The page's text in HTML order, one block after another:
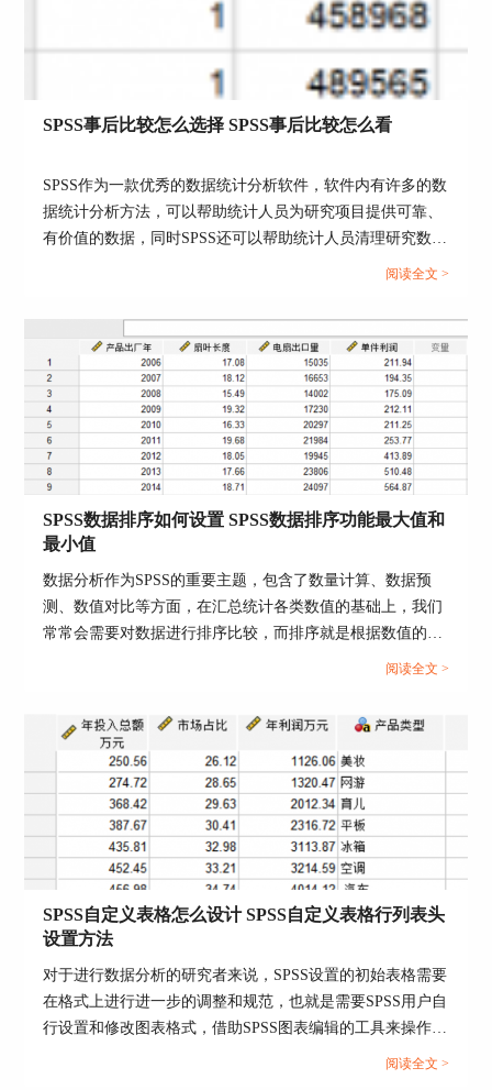
图4：得出的具体排名
二、主成分分析排名
上述方法充分用到了每一个指标，但是实际上可能
们也可以考虑主成分分析法，将六个指标压缩为更
少的指标，再进行综合排名。
点击【分析】--【降维】--【因子】，进行因子分
析，将我们需要的六个变量拖拽到“变量”框中，其
为变量”，最后点击确定按钮。
看到p6指标的指标抽取成分较低；从“总方差解
释”表中可以看出SPSS帮我们提取出一个指标，该
指标占了全部指标成分的77.363%，从“成分矩
阵”中我们就可以得出，这个指标主要是包含了p1
到p5的五个指标。
SPSS事后比较怎么选择 SPSS事后比较怎么看
SPSS作为一款优秀的数据统计分析软件，软件内有许多的数
据统计分析方法，可以帮助统计人员为研究项目提供可靠、
有价值的数据，同时SPSS还可以帮助统计人员清理研究数据
中的冗余数据，为研究结果的准确性提供了保障。今天要给
怎么看的相关内容。...
阅读全文 >
SPSS数据排序如何设置 SPSS数据排序功能最大值和
最小值
数据分析作为SPSS的重要主题，包含了数量计算、数据预
测、数值对比等方面，在汇总统计各类数值的基础上，我们
常常会需要对数据进行排序比较，而排序就是根据数值的大
小来进行排列。本文以SPSS数据排序如何设置，SPSS数据
SPSS数据排序的知识。...
阅读全文 >
SPSS自定义表格怎么设计 SPSS自定义表格行列表头
设置方法
对于进行数据分析的研究者来说，SPSS设置的初始表格需要
在格式上进行进一步的调整和规范，也就是需要SPSS用户自
行设置和修改图表格式，借助SPSS图表编辑的工具来操作。
本文以SPSS自定义表格怎么设计，SPSS自定义表格行列表
阅读全文 >